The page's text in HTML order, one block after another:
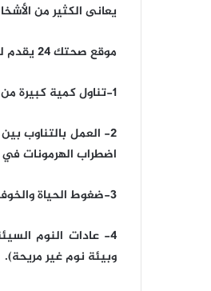
يعانى الكثير من
موقع صحتك 24 يقدم لكم أهم الأسباب الشائعة للأرق هي:
1-تناول كمية كبيرة من الأكل خلال المساء
2- العمل بالتناوب
اضطراب الهرمونات
3-ضغوط الحياة والخوف والقلق.
4- عادات النوم
وبيئة نوم غير مريحة).